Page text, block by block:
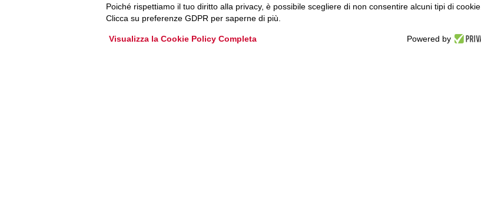
Archivio Newsletter
Poiché rispettiamo il tuo diritto alla privacy, è possibile scegliere di non consentire alcuni tipi di cookie.
Clicca su preferenze GDPR per saperne di più.
Visualizza la Cookie Policy Completa Powered by